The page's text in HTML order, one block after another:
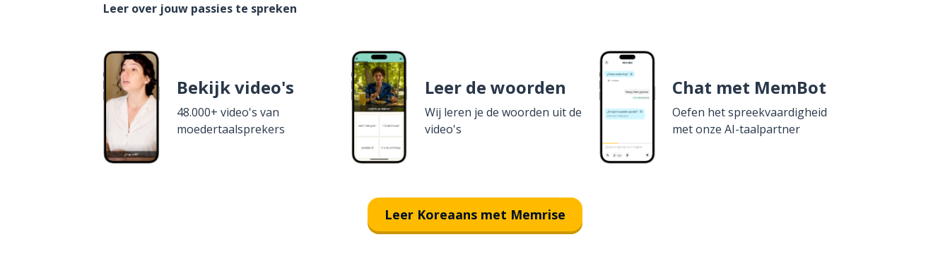
Leer over jouw passies te spreken
Bekijk video's
48.000+ video's van
moedertaalsprekers
Leer de woorden
Wij leren je de woorden uit de
video's
Chat met MemBot
Oefen het spreekvaardigheid
met onze AI-taalpartner
Leer Koreaans met Memrise